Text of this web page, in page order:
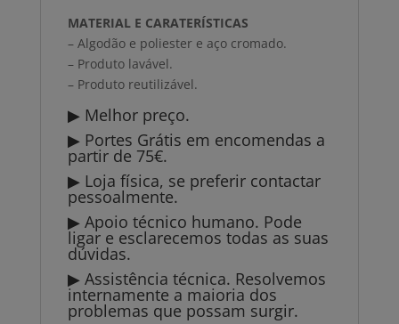
MATERIAL E CARATERÍSTICAS
– Algodão e poliester e aço cromado.
– Produto lavável.
– Produto reutilizável.
▶ Melhor preço.
▶ Portes Grátis em encomendas a
partir de 75€.
▶ Loja física, se preferir contactar
pessoalmente.
▶ Apoio técnico humano. Pode
ligar e esclarecemos todas as suas
dúvidas.
▶ Assistência técnica. Resolvemos
internamente a maioria dos
problemas que possam surgir.